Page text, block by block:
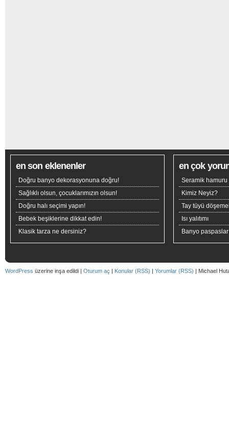
en son eklenenler
Doğru banyo dekorasyonuna doğru!
Sağlıklı olsun, çocuklarımızın olsun!
Doğru halı seçimi yapın!
Bebek beşiklerine dikkat edin!
Klasik tarza ne dersiniz?
en çok
Seramik hamuru
Kimiz Neyiz?
Tay tüyü
Isı yalıtımı
Banyo
WordPress üzerine inşa edildi | Oturum aç | Konular (RSS) | Yorumlar (RSS) | Michael